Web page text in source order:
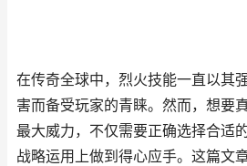
在传奇全球中，烈火技能一直以其
害而备受玩家的青睐。然而，想要
最大威力，不仅需要正确选择合适
战略运用上做到得心应手。这篇文